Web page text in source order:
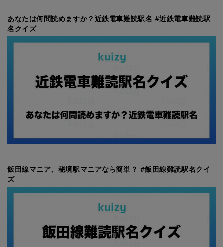
あなたは何問読めますか？近鉄電車難読駅名 #近鉄電車難読駅
名クイズ
飯田線マニア、秘境駅マニアなら簡単？ #飯田線難読駅名クイ
ズ